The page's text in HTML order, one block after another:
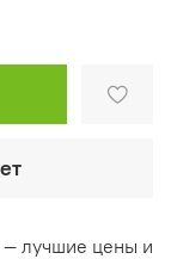
— лучшие цены и